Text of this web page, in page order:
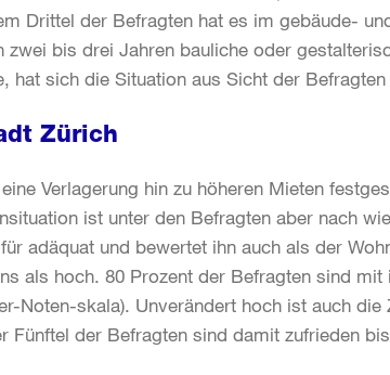
Drittel der Befragten hat es im gebäude-
zwei bis drei Jahren bauliche oder
hat sich die Situation aus Sicht der
Zürich
Verlagerung hin zu höheren Mieten
ist unter den Befragten aber nach
adäquat und bewertet ihn auch als der
als hoch. 80 Prozent der Befragten sind
Noten-skala). Unverändert hoch ist auch
Fünftel der Befragten sind damit zufrieden